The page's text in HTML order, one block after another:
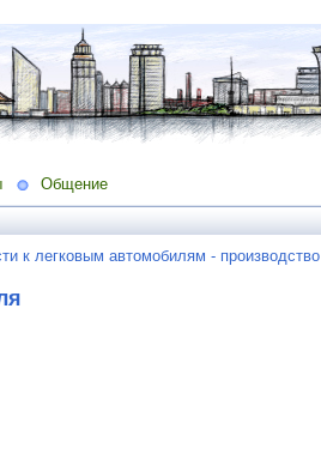
Общение
к легковым автомобилям - производство